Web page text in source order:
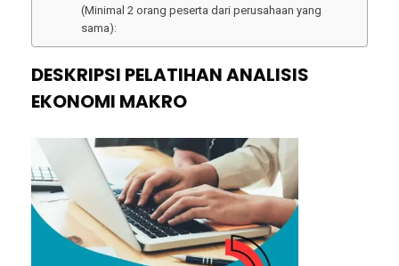
(Minimal 2 orang peserta dari perusahaan yang
sama):
DESKRIPSI PELATIHAN ANALISIS
EKONOMI MAKRO